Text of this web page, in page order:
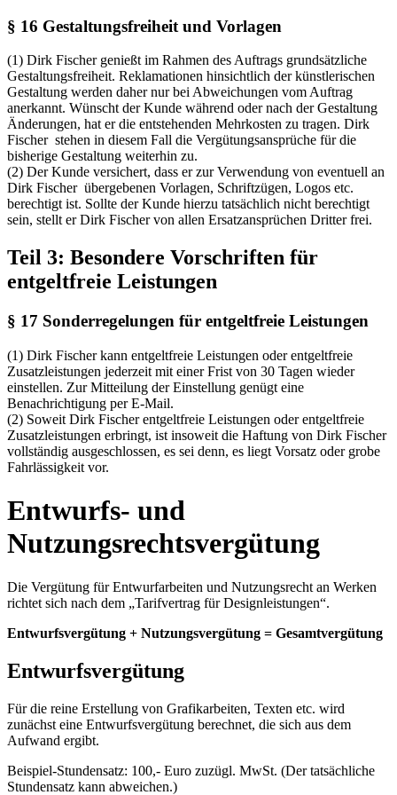
§ 16 Gestaltungsfreiheit und Vorlagen
(1) Dirk Fischer genießt im Rahmen des Auftrags grundsätzliche
Gestaltungsfreiheit. Reklamationen hinsichtlich der künstlerischen
Gestaltung werden daher nur bei Abweichungen vom Auftrag
anerkannt. Wünscht der Kunde während oder nach der Gestaltung
Änderungen, hat er die entstehenden Mehrkosten zu tragen. Dirk
Fischer stehen in diesem Fall die Vergütungsansprüche für die
bisherige Gestaltung weiterhin zu.
(2) Der Kunde versichert, dass er zur Verwendung von eventuell an
Dirk Fischer übergebenen Vorlagen, Schriftzügen, Logos etc.
berechtigt ist. Sollte der Kunde hierzu tatsächlich nicht berechtigt
sein, stellt er Dirk Fischer von allen Ersatzansprüchen Dritter frei.
Teil 3: Besondere Vorschriften für
entgeltfreie Leistungen
§ 17 Sonderregelungen für entgeltfreie Leistungen
(1) Dirk Fischer kann entgeltfreie Leistungen oder entgeltfreie
Zusatzleistungen jederzeit mit einer Frist von 30 Tagen wieder
einstellen. Zur Mitteilung der Einstellung genügt eine
Benachrichtigung per E-Mail.
(2) Soweit Dirk Fischer entgeltfreie Leistungen oder entgeltfreie
Zusatzleistungen erbringt, ist insoweit die Haftung von Dirk Fischer
vollständig ausgeschlossen, es sei denn, es liegt Vorsatz oder grobe
Fahrlässigkeit vor.
Entwurfs- und
Nutzungsrechtsvergütung
Die Vergütung für Entwurfarbeiten und Nutzungsrecht an Werken
richtet sich nach dem „Tarifvertrag für Designleistungen“.
Entwurfsvergütung + Nutzungsvergütung = Gesamtvergütung
Entwurfsvergütung
Für die reine Erstellung von Grafikarbeiten, Texten etc. wird
zunächst eine Entwurfsvergütung berechnet, die sich aus dem
Aufwand ergibt.
Beispiel-Stundensatz: 100,- Euro zuzügl. MwSt. (Der tatsächliche
Stundensatz kann abweichen.)